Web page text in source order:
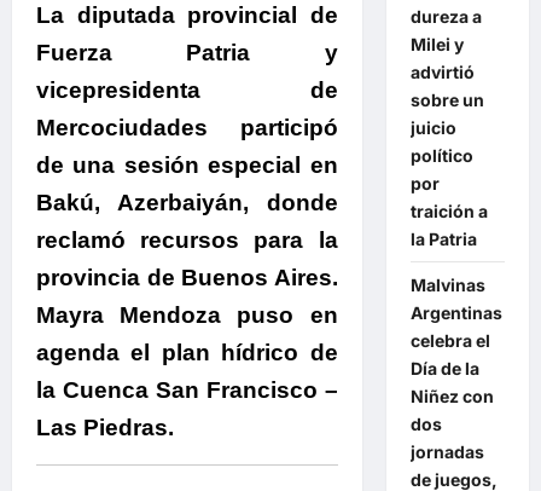
La diputada provincial de
Fuerza Patria y
vicepresidenta de
Mercociudades participó
de una sesión especial en
Bakú, Azerbaiyán, donde
reclamó recursos para la
provincia de Buenos Aires.
Mayra Mendoza puso en
agenda el plan hídrico de
la Cuenca San Francisco –
Las Piedras.
dureza a
Milei y
advirtió
sobre un
juicio
político
por
traición a
la Patria
Malvinas
Argentinas
celebra el
Día de la
Niñez con
dos
jornadas
de juegos,